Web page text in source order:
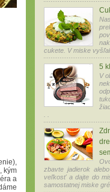
kým
a
cukete. V miske
5
V
zbavte jadierok
veľkosť a dajte do
samostatnej miske